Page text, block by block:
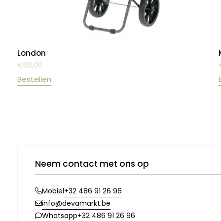
London
€60,00
Bestellen
Neem contact met ons op
Mobiel+32 486 91 26 96
info@devamarkt.be
Whatsapp+32 486 91 26 96